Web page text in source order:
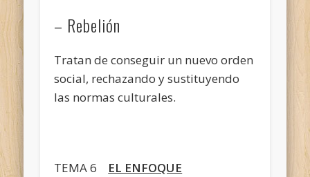
– Rebelión
Tratan de conseguir un nuevo orden
social, rechazando y sustituyendo
las normas culturales.
TEMA 6 EL ENFOQUE